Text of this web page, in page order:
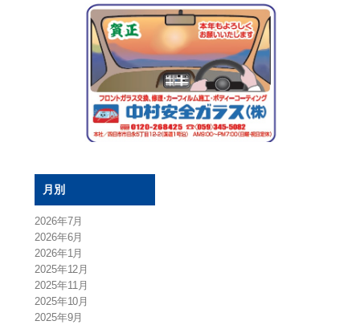
月別
2026年7月
2026年6月
2026年1月
2025年12月
2025年11月
2025年10月
2025年9月